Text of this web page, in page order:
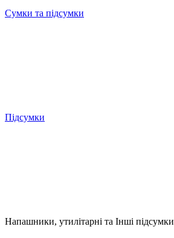
Сумки та підсумки
Підсумки
Напашники, утилітарні та Інші підсумки